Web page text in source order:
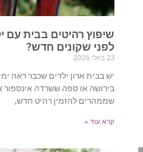
שיפוץ רהיטים בבית עם
לפני שקונים חדש?
23 ביולי 2026
יש בבית ארון ילדים שכבר ראה
בירושה או ספה ששרדה אינספור
שממהרים להזמין רהיט חדש,
קרא עוד »